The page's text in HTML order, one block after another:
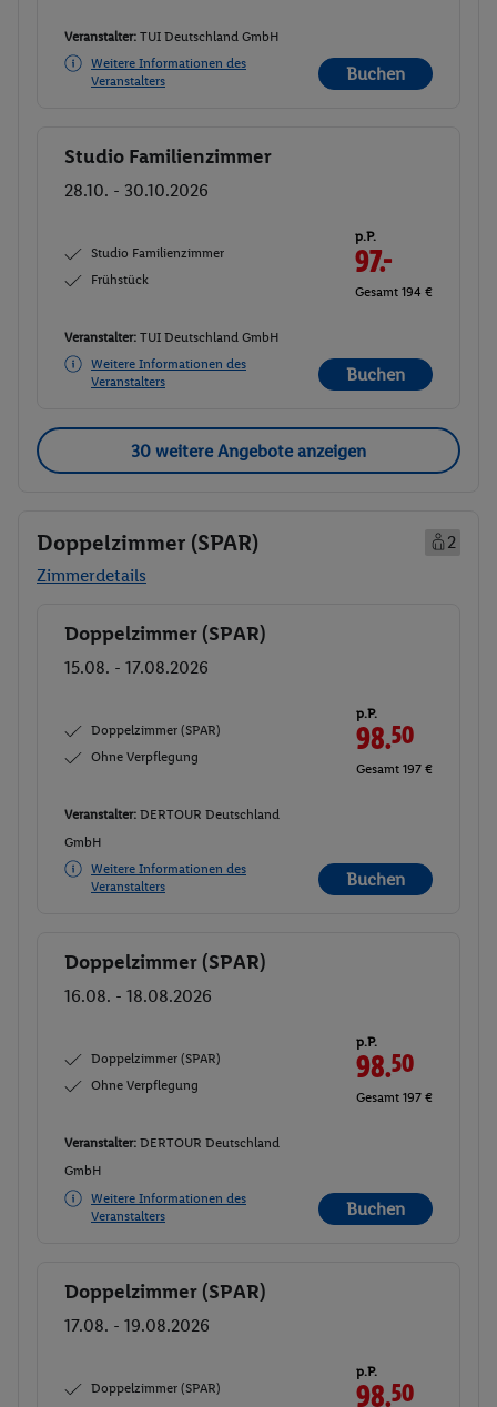
Veranstalter: TUI Deutschland GmbH
Weitere Informationen des
Veranstalters
Buchen
Buchen
Studio Familienzimmer
28.10. - 30.10.2026
Studio Familienzimmer
Frühstück
p.P.
97.-
Gesamt 194 €
Veranstalter: TUI Deutschland GmbH
Weitere Informationen des
Veranstalters
Buchen
30 weitere Angebote anzeigen
Doppelzimmer (SPAR)
2
Zimmerdetails
Buchen
Doppelzimmer (SPAR)
15.08. - 17.08.2026
Doppelzimmer (SPAR)
Ohne Verpflegung
p.P.
98.50
Gesamt 197 €
Veranstalter: DERTOUR Deutschland
GmbH
Weitere Informationen des
Veranstalters
Buchen
Buchen
Doppelzimmer (SPAR)
16.08. - 18.08.2026
Doppelzimmer (SPAR)
Ohne Verpflegung
p.P.
98.50
Gesamt 197 €
Veranstalter: DERTOUR Deutschland
GmbH
Weitere Informationen des
Veranstalters
Buchen
Buchen
Doppelzimmer (SPAR)
17.08. - 19.08.2026
Doppelzimmer (SPAR)
p.P.
98.50